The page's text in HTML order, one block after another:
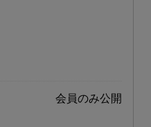
会員のみ公開